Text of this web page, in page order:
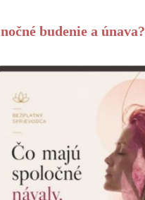
budenie a únava?